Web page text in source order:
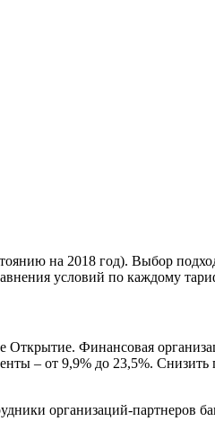
на 2018 год). Выбор
условий по каждому
Открытие. Финансовая
– от 9,9% до 23,5%.
организаций-партнеров